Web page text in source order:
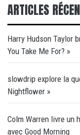
ARTICLES
Harry Hudson Taylor
You Take Me For? »
slowdrip explore la
Nightflower »
Colm Warren livre un
avec Good Morning